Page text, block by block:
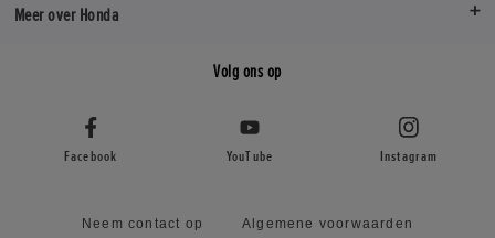
Meer over Honda
Volg ons op
Facebook YouTube Instagram
Neem contact op Algemene voorwaarden